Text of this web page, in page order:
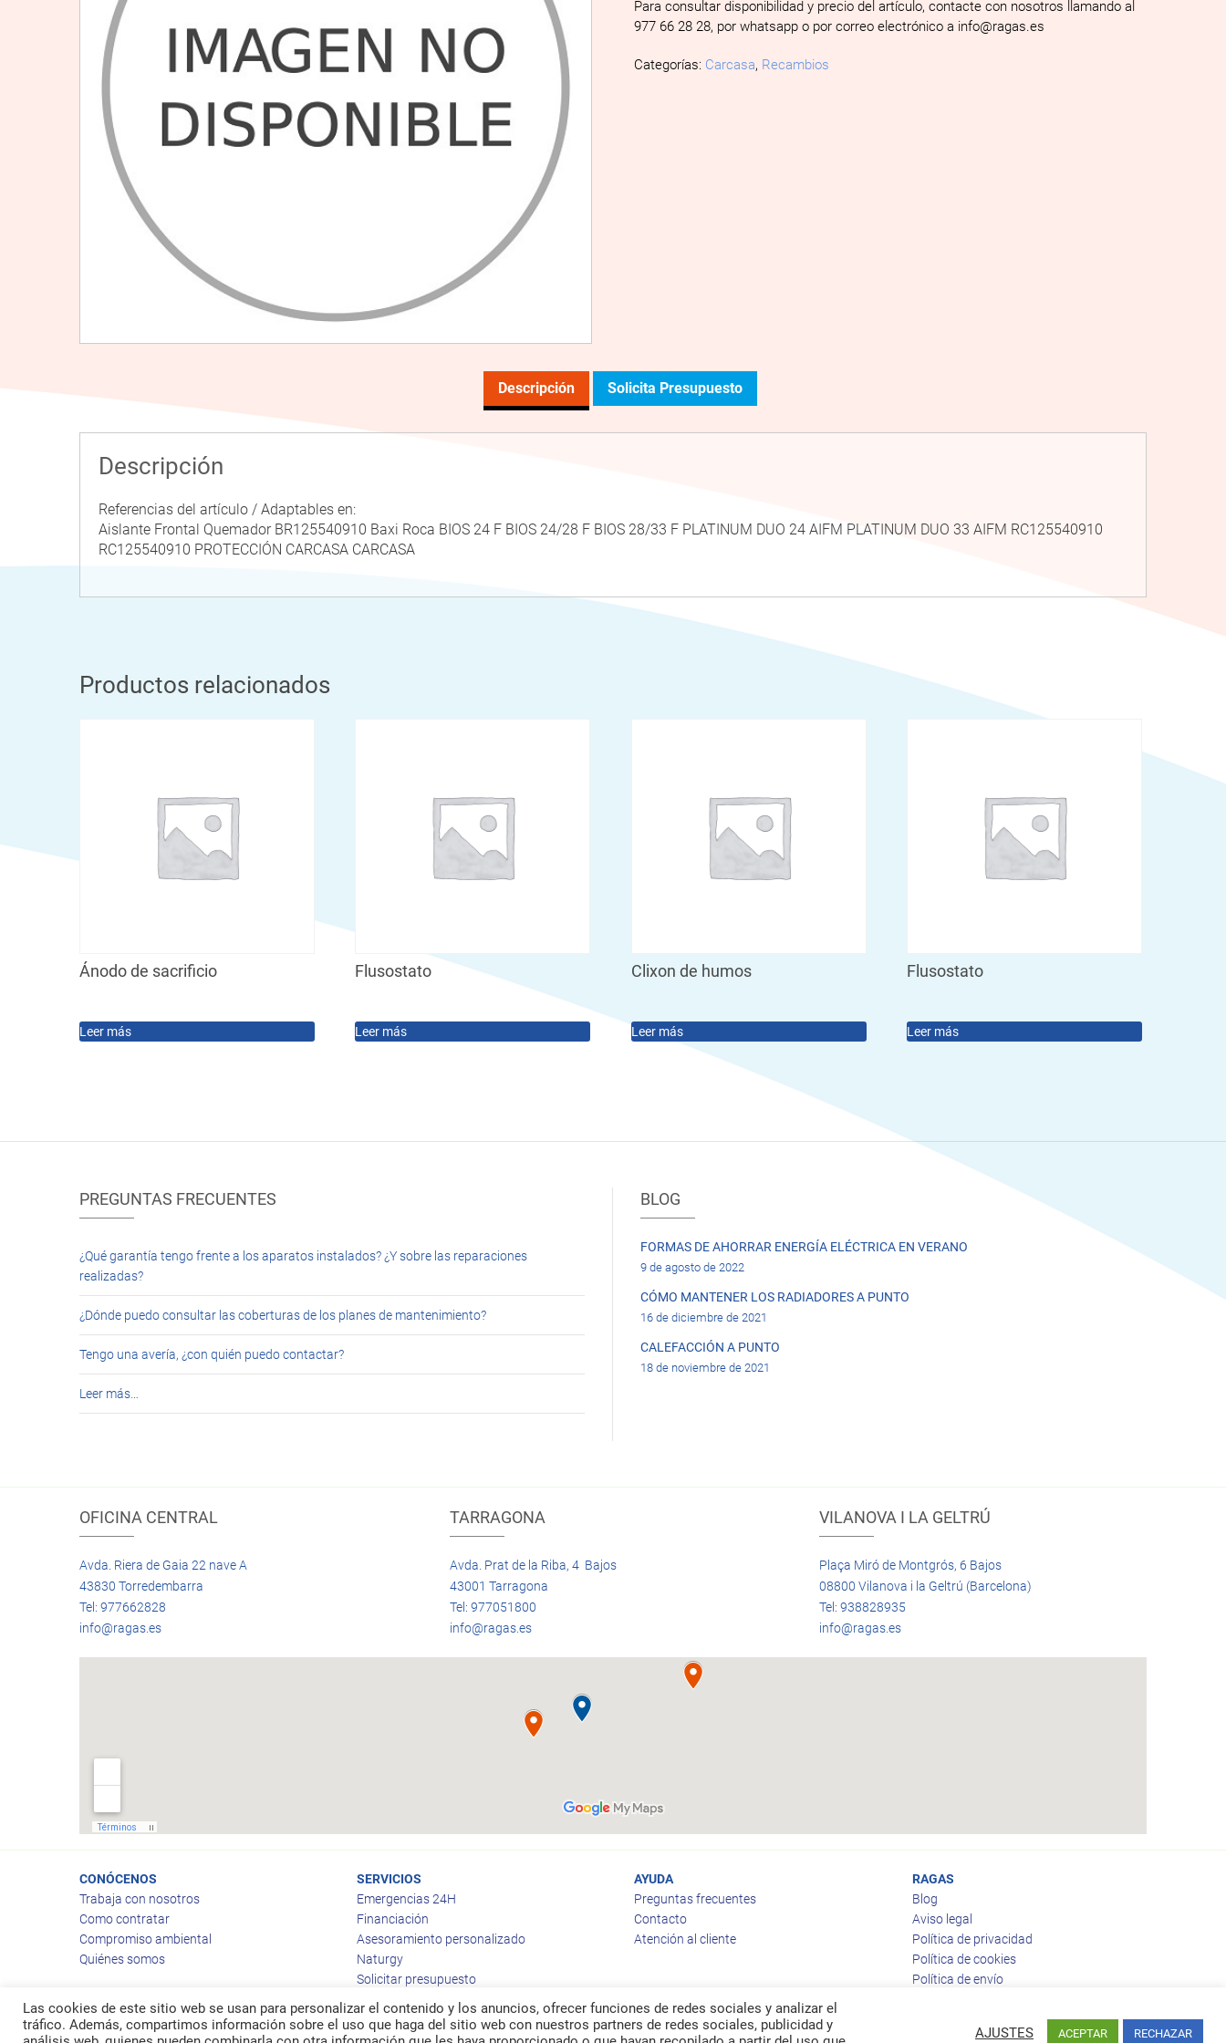
Para consultar disponibilidad y precio del artículo, contacte con nosotros llamando al
977 66 28 28, por whatsapp o por correo electrónico a info@ragas.es
Categorías: Carcasa, Recambios
Descripción Solicita Presupuesto
Descripción
Referencias del artículo / Adaptables en:
Aislante Frontal Quemador BR125540910 Baxi Roca BIOS 24 F BIOS 24/28 F BIOS 28/33 F PLATINUM DUO 24 AIFM PLATINUM DUO 33 AIFM RC125540910
RC125540910 PROTECCIÓN CARCASA CARCASA
Productos relacionados
Ánodo de sacrificio
Leer más
Flusostato
Leer más
Clixon de humos
Leer más
Flusostato
Leer más
PREGUNTAS FRECUENTES
¿Qué garantía tengo frente a los aparatos instalados? ¿Y sobre las reparaciones
realizadas?
¿Dónde puedo consultar las coberturas de los planes de mantenimiento?
Tengo una avería, ¿con quién puedo contactar?
Leer más…
BLOG
FORMAS DE AHORRAR ENERGÍA ELÉCTRICA EN VERANO
9 de agosto de 2022
CÓMO MANTENER LOS RADIADORES A PUNTO
16 de diciembre de 2021
CALEFACCIÓN A PUNTO
18 de noviembre de 2021
OFICINA CENTRAL
Avda. Riera de Gaia 22 nave A
43830 Torredembarra
Tel: 977662828
info@ragas.es
TARRAGONA
Avda. Prat de la Riba, 4 Bajos
43001 Tarragona
Tel: 977051800
info@ragas.es
VILANOVA I LA GELTRÚ
Plaça Miró de Montgrós, 6 Bajos
08800 Vilanova i la Geltrú (Barcelona)
Tel: 938828935
info@ragas.es
CONÓCENOS
Trabaja con nosotros
Como contratar
Compromiso ambiental
Quiénes somos
SERVICIOS
Emergencias 24H
Financiación
Asesoramiento personalizado
Naturgy
Solicitar presupuesto
AYUDA
Preguntas frecuentes
Contacto
Atención al cliente
RAGAS
Blog
Aviso legal
Política de privacidad
Política de cookies
Política de envío
Las cookies de este sitio web se usan para personalizar el contenido y los anuncios, ofrecer funciones de redes sociales y analizar el
tráfico. Además, compartimos información sobre el uso que haga del sitio web con nuestros partners de redes sociales, publicidad y
AJUSTES ACEPTAR RECHAZAR